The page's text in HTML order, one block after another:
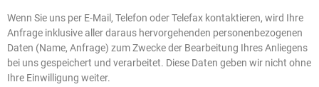
Wenn Sie uns per E-Mail, Telefon oder Telefax kontaktieren, wird Ihre
Anfrage inklusive aller daraus hervorgehenden personenbezogenen
Daten (Name, Anfrage) zum Zwecke der Bearbeitung Ihres Anliegens
bei uns gespeichert und verarbeitet. Diese Daten geben wir nicht ohne
Ihre Einwilligung weiter.